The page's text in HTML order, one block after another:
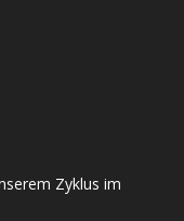
Zyklus im